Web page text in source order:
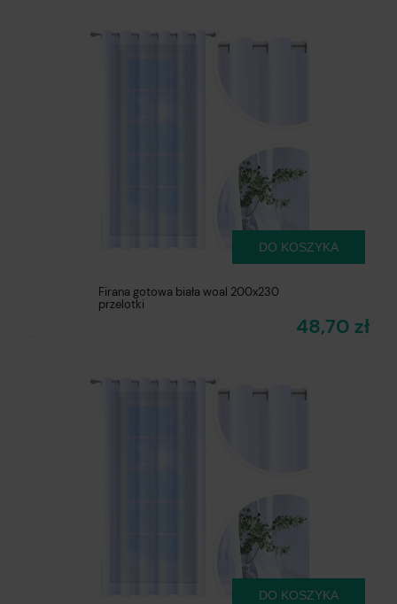
Firana gotowa biała woal 200x230
przelotki
48,70 zł
DO KOSZYKA
DO KOSZYKA